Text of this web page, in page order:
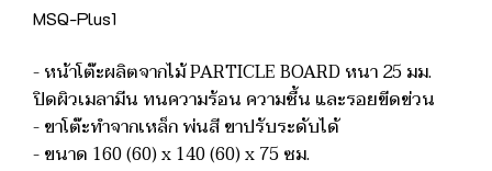
MSQ-Plus1
- หน้าโต๊ะผลิตจากไม้ PARTICLE BOARD หนา 25 มม.
ปิดผิวเมลามีน ทนความร้อน ความชื้น และรอยขีดข่วน
- ขาโต๊ะทำจากเหล็ก พ่นสี ขาปรับระดับได้
- ขนาด 160 (60) x 140 (60) x 75 ซม.